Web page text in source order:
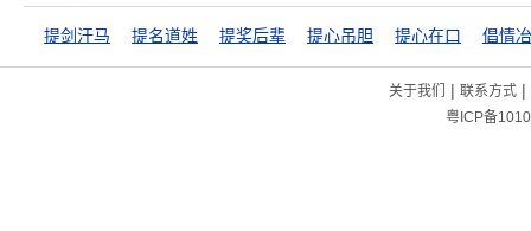
提剑汗马 提名道姓 提奖后辈 提心吊胆 提心在口 倡情
关于我们 | 联系方式|
粤ICP备